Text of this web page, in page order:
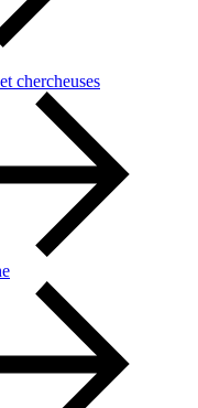
chercheuses